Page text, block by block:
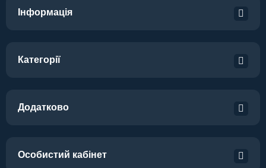
Інформація
Категорії
Додатково
Особистий кабінет